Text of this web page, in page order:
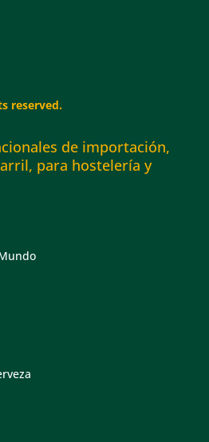
reserved.
de importación,
para hostelería y